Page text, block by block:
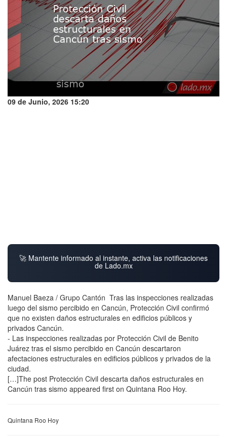
09 de Junio, 2026 15:20
🚀 Mantente informado al instante, activa las notificaciones
de Lado.mx
Manuel Baeza / Grupo Cantón Tras las inspecciones realizadas
luego del sismo percibido en Cancún, Protección Civil confirmó
que no existen daños estructurales en edificios públicos y
privados Cancún.
- Las inspecciones realizadas por Protección Civil de Benito
Juárez tras el sismo percibido en Cancún descartaron
afectaciones estructurales en edificios públicos y privados de la
ciudad.
[…]The post Protección Civil descarta daños estructurales en
Cancún tras sismo appeared first on Quintana Roo Hoy.
Quintana Roo Hoy